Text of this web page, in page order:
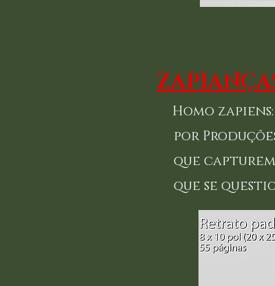
Homo
por
que capturem
que se